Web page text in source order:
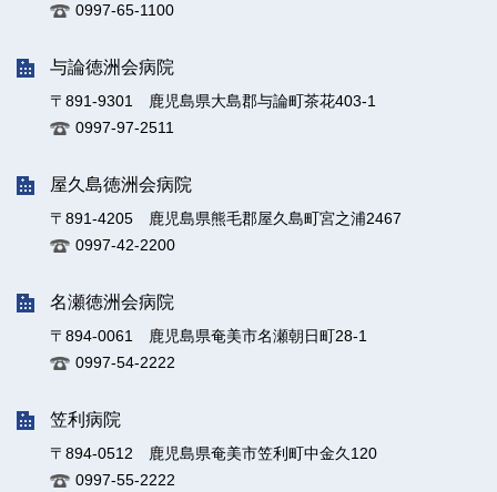
0997-65-1100
与論徳洲会病院
〒891-9301 鹿児島県大島郡与論町茶花403-1
0997-97-2511
屋久島徳洲会病院
〒891-4205 鹿児島県熊毛郡屋久島町宮之浦2467
0997-42-2200
名瀬徳洲会病院
〒894-0061 鹿児島県奄美市名瀬朝日町28-1
0997-54-2222
笠利病院
〒894-0512 鹿児島県奄美市笠利町中金久120
0997-55-2222